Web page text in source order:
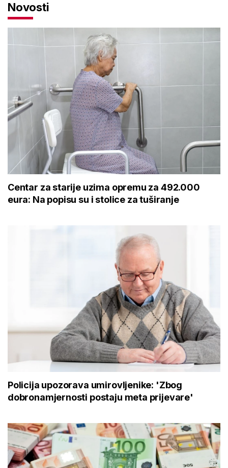
Novosti
Centar za starije uzima opremu za 492.000
eura: Na popisu su i stolice za tuširanje
Policija upozorava umirovljenike: 'Zbog
dobronamjernosti postaju meta prijevare'